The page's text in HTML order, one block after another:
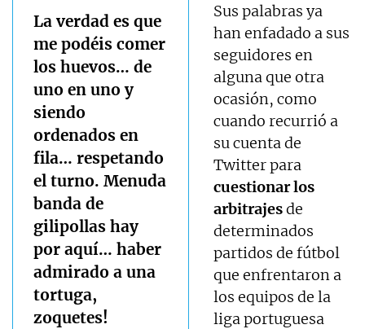
La verdad es que
me podéis comer
los huevos… de
uno en uno y
siendo
ordenados en
fila… respetando
el turno. Menuda
banda de
gilipollas hay
por aquí… haber
admirado a una
tortuga,
zoquetes!
Sus palabras ya
han enfadado a sus
seguidores en
alguna que otra
ocasión, como
cuando recurrió a
su cuenta de
Twitter para
cuestionar los
arbitrajesde
determinados
partidos de fútbol
que enfrentaron a
los equipos de la
liga portuguesa